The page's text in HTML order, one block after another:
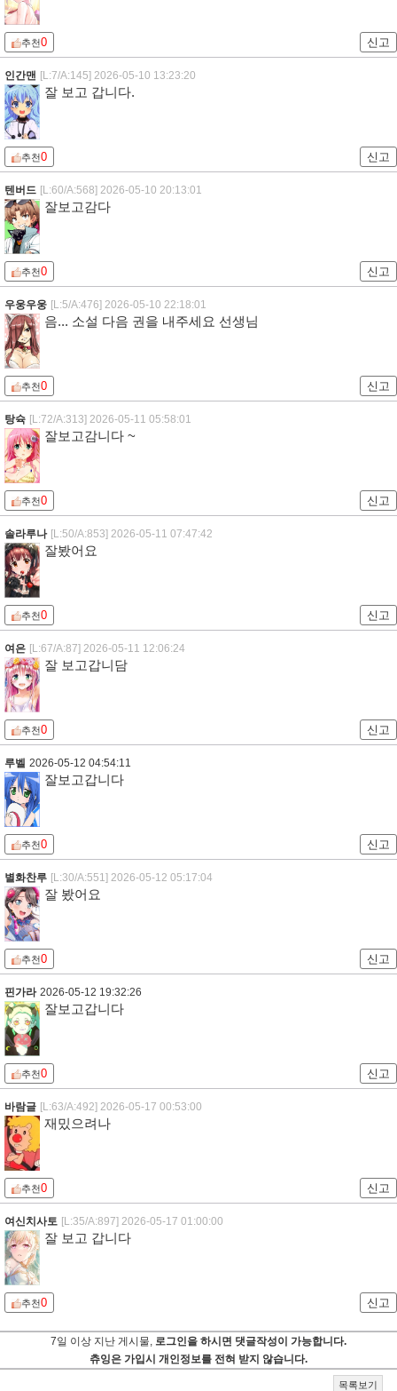
추천0 신고
인간맨 [L:7/A:145] 2026-05-10 13:23:20
잘 보고 갑니다.
추천0 신고
텐버드 [L:60/A:568] 2026-05-10 20:13:01
잘보고감다
추천0 신고
우웅우웅 [L:5/A:476] 2026-05-10 22:18:01
음... 소설 다음 권을 내주세요 선생님
추천0 신고
탕슉 [L:72/A:313] 2026-05-11 05:58:01
잘보고감니다 ~
추천0 신고
솔라루나 [L:50/A:853] 2026-05-11 07:47:42
잘봤어요
추천0 신고
여은 [L:67/A:87] 2026-05-11 12:06:24
잘 보고갑니담
추천0 신고
루벨 2026-05-12 04:54:11
잘보고갑니다
추천0 신고
별화찬루 [L:30/A:551] 2026-05-12 05:17:04
잘 봤어요
추천0 신고
핀가라 2026-05-12 19:32:26
잘보고갑니다
추천0 신고
바람글 [L:63/A:492] 2026-05-17 00:53:00
재밌으려나
추천0 신고
여신치사토 [L:35/A:897] 2026-05-17 01:00:00
잘 보고 갑니다
추천0 신고
7일 이상 지난 게시물,
로그인을 하시면 댓글작성이 가능합니다.
츄잉은 가입시 개인정보를 전혀 받지 않습니다.
목록보기